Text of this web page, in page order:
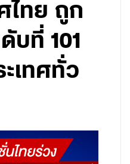
ไทย ถูก
บที่ 101
เทศทั่ว